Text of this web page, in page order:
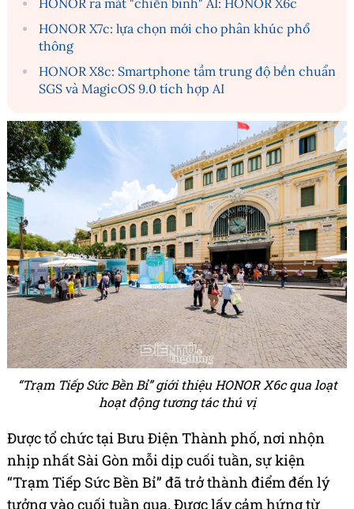
HONOR ra mắt "chiến binh" AI: HONOR X6c
HONOR X7c: lựa chọn mới cho phân khúc phổ
thông
HONOR X8c: Smartphone tầm trung độ bền chuẩn
SGS và MagicOS 9.0 tích hợp AI
“Trạm Tiếp Sức Bền Bỉ” giới thiệu HONOR X6c qua loạt
hoạt động tương tác thú vị
Được tổ chức tại Bưu Điện Thành phố, nơi nhộn
nhịp nhất Sài Gòn mỗi dịp cuối tuần, sự kiện
“Trạm Tiếp Sức Bền Bỉ” đã trở thành điểm đến lý
tưởng vào cuối tuần qua. Được lấy cảm hứng từ